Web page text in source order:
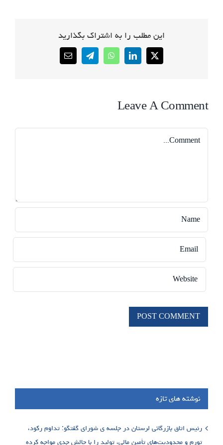
این مطلب را به اشتراک بگذارید
X
LinkedIn
WhatsApp
Telegram
Email
Leave A Comment
نوشته های تازه
رئیس اتاق بازرگانی لرستان در جلسه ی شورای گفتگو: تداوم رکود،
تورم و محدودیت‌های تأمین مالی، تولید را با چالش جدی مواجه کرده